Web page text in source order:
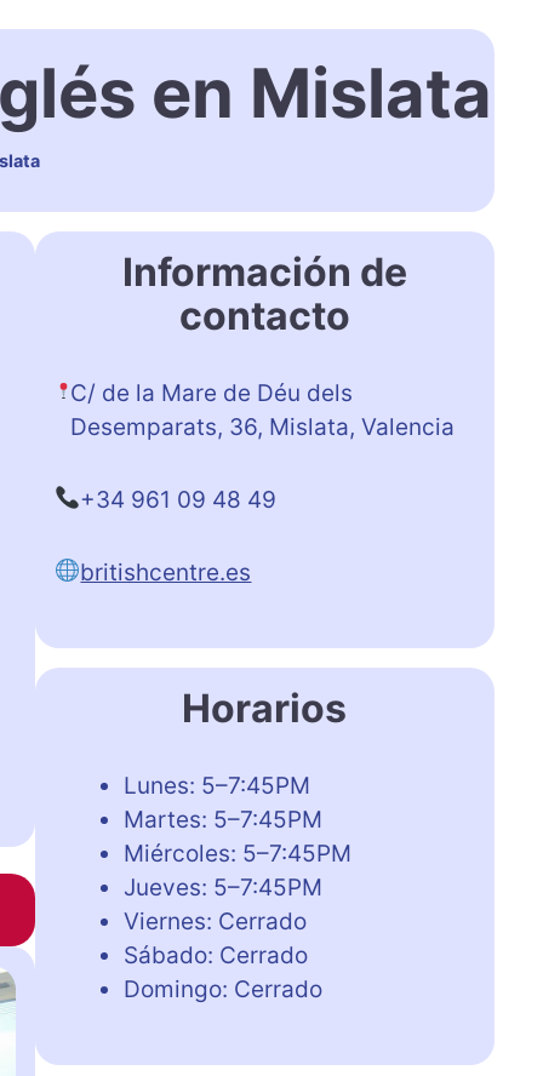
en Mislata
Información de
contacto
C/ de la Mare de Déu dels
Desemparats, 36, Mislata, Valencia
+34 961 09 48 49
britishcentre.es
Horarios
Lunes: 5–7:45PM
Martes: 5–7:45PM
Miércoles: 5–7:45PM
Jueves: 5–7:45PM
Viernes: Cerrado
Sábado: Cerrado
Domingo: Cerrado